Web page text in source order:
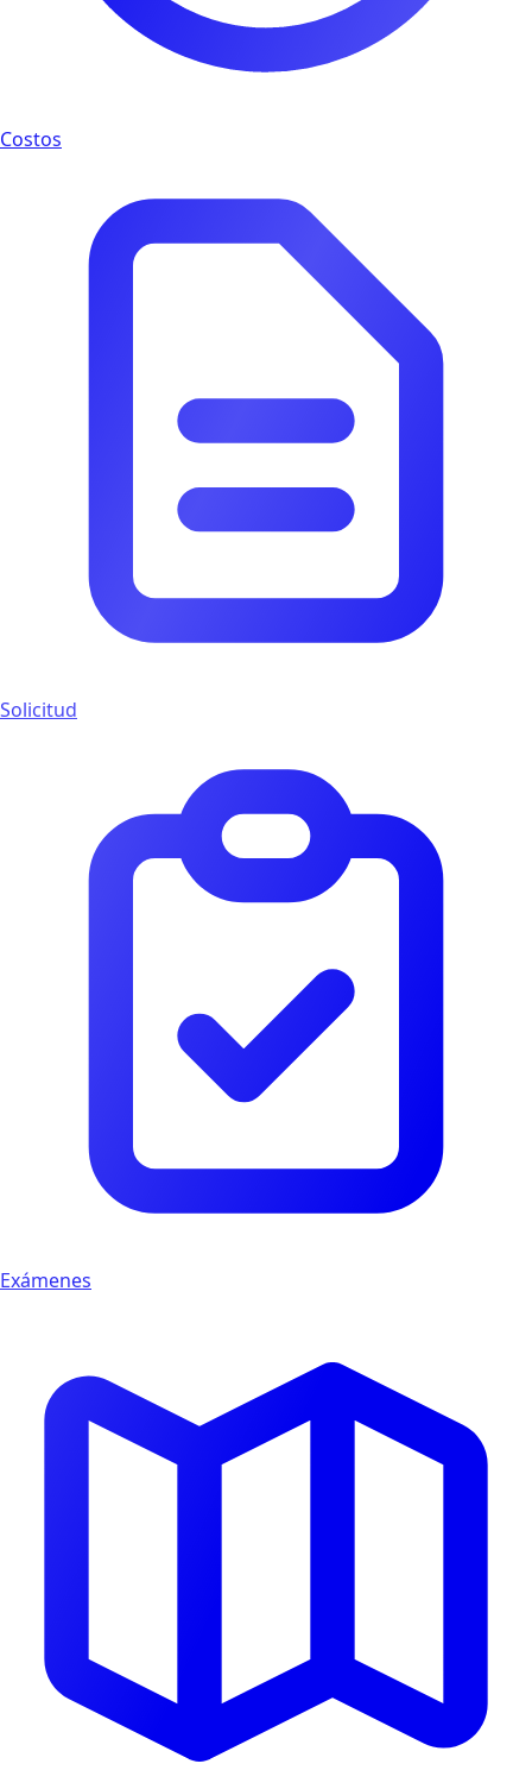
Costos
Solicitud
Exámenes